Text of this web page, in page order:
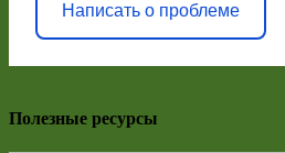
Написать о проблеме
Полезные ресурсы